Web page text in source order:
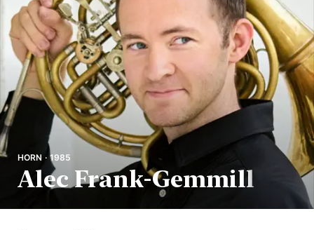
HORN · 1985
Alec Frank-Gemmill